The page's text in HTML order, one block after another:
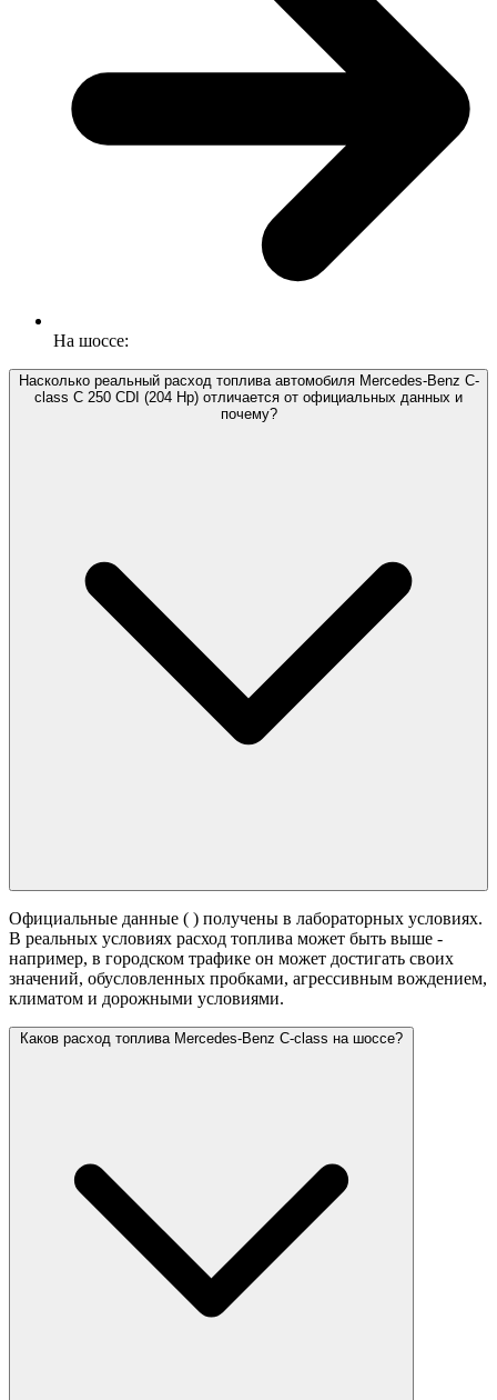
На шоссе:
Насколько реальный расход топлива автомобиля Mercedes-Benz C-
class C 250 CDI (204 Hp) отличается от официальных данных и
почему?
Официальные данные ( ) получены в лабораторных условиях.
В реальных условиях расход топлива может быть выше -
например, в городском трафике он может достигать своих
значений, обусловленных пробками, агрессивным вождением,
климатом и дорожными условиями.
Каков расход топлива Mercedes-Benz C-class на шоссе?